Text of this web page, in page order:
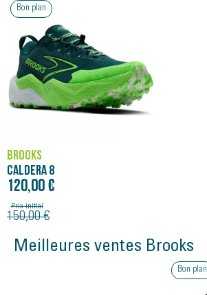
Bon plan
BROOKS
CALDERA 8
120,00 €
Prix initial
150,00 €
Meilleures ventes Brooks
Bon plan